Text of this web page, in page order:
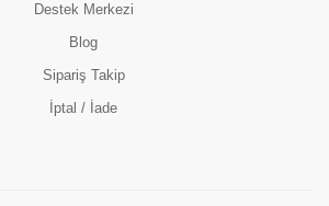
Destek Merkezi
Blog
Sipariş Takip
İptal / İade